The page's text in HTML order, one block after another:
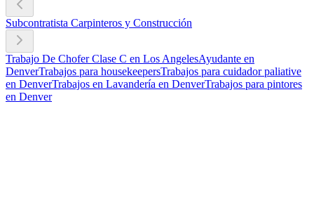
Subcontratista Carpinteros y Construcción
Trabajo De Chofer Clase C en Los AngelesAyudante en
DenverTrabajos para housekeepersTrabajos para cuidador paliative
en DenverTrabajos en Lavandería en DenverTrabajos para pintores
en Denver